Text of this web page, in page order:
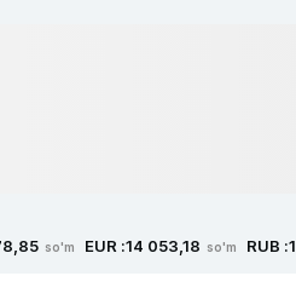
so'm EUR :14 053,18 so'm RUB :